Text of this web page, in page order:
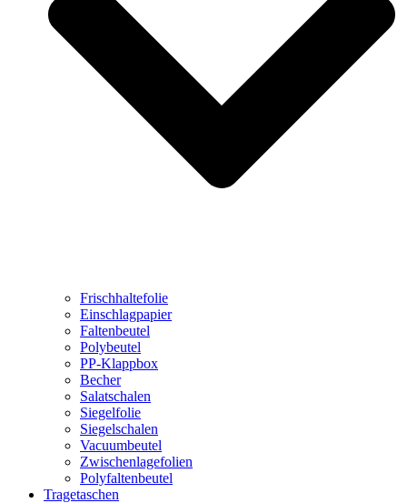
Frischhaltefolie
Einschlagpapier
Faltenbeutel
Polybeutel
PP-Klappbox
Becher
Salatschalen
Siegelfolie
Siegelschalen
Vacuumbeutel
Zwischenlagefolien
Polyfaltenbeutel
Tragetaschen